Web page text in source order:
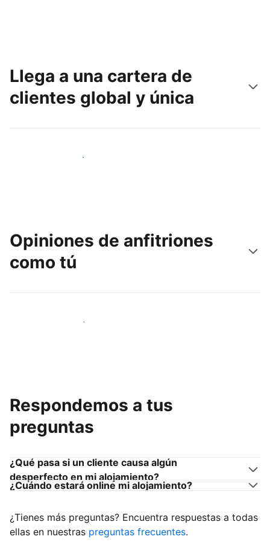
Llega a una cartera de
clientes global y única
Llega a nuevos clientes hoy
Opiniones de anfitriones
como tú
Únete a anfitriones como tú
Respondemos a tus
preguntas
¿Qué pasa si un cliente causa algún
desperfecto en mi alojamiento?
¿Cuándo estará online mi alojamiento?
¿Tienes más preguntas? Encuentra respuestas a todas
ellas en nuestras preguntas frecuentes.